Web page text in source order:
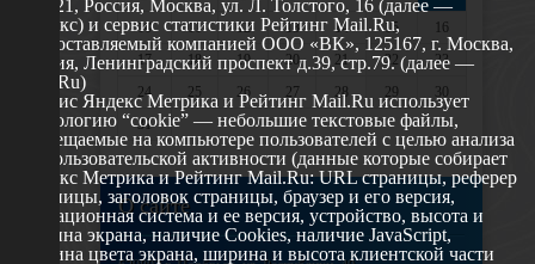
10
11 12 13 14 15
16
17
18 19 20 21 22
23
24
25 26 27 28 29
30
31
О сайте
119021, Россия, Москва, ул. Л. Толстого, 16 (далее —
Яндекс) и сервис статистики Рейтинг Mail.Ru,
предоставляемый компанией ООО «ВК», 125167, г. Москва,
Россия, Ленинградский проспект д.39, стр.79. (далее —
Mail.Ru)
Сервис Яндекс Метрика и Рейтинг Mail.Ru использует
технологию “cookie” — небольшие текстовые файлы,
размещаемые на компьютере пользователей с целью анализа
их пользовательской активности (данные которые собирает
Яндекс Метрика и Рейтинг Mail.Ru: URL страницы, реферер
страницы, заголовок страницы, браузер и его версия,
операционная система и ее версия, устройство, высота и
ширина экрана, наличие Cookies, наличие JavaScript,
глубина цвета экрана, ширина и высота клиентской части